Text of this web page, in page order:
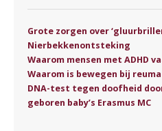
Grote zorgen over
Nierbekkenontsteking
Waarom mensen met ADHD
Waarom is bewegen bij
DNA-test tegen doofheid
geboren baby’s Erasmus MC